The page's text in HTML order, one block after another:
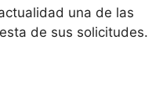
una de las
de sus solicitudes.